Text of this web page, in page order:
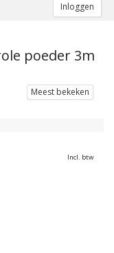
Inloggen
poeder 3m
Meest bekeken
Incl. btw